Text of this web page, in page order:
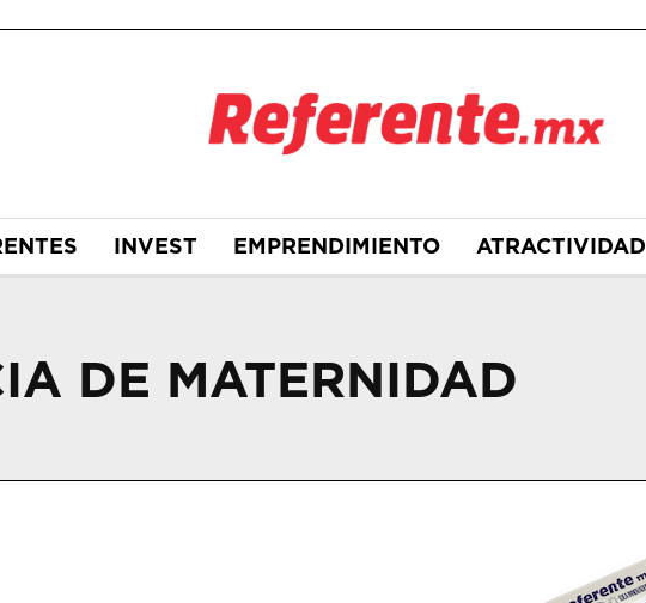
INVEST EMPRENDIMIENTO ATRACTIVIDAD
DE MATERNIDAD